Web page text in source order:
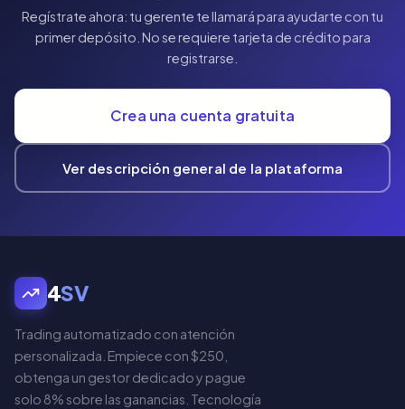
Regístrate ahora: tu gerente te llamará para ayudarte con tu
primer depósito. No se requiere tarjeta de crédito para
registrarse.
Crea una cuenta gratuita
Ver descripción general de la plataforma
4SV
Trading automatizado con atención
personalizada. Empiece con $250,
obtenga un gestor dedicado y pague
solo 8% sobre las ganancias. Tecnología